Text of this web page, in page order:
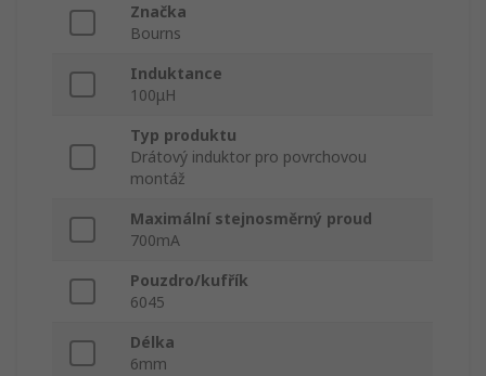
Značka
Bourns
Induktance
100μH
Typ produktu
Drátový induktor pro povrchovou
montáž
Maximální stejnosměrný proud
700mA
Pouzdro/kufřík
6045
Délka
6mm